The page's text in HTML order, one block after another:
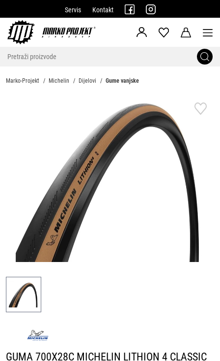
Servis Kontakt
Marko-Projekt Michelin Dijelovi Gume vanjske
GUMA 700X28C MICHELIN LITHION 4 CLASSIC